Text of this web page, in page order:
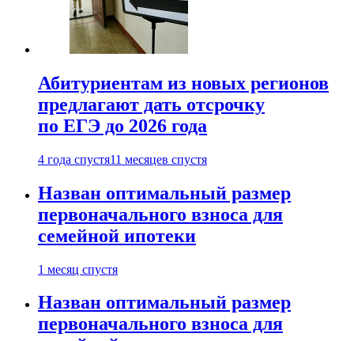
Абитуриентам из новых регионов
предлагают дать отсрочку
по ЕГЭ до 2026 года
4 года спустя11 месяцев спустя
Назван оптимальный размер
первоначального взноса для
семейной ипотеки
1 месяц спустя
Назван оптимальный размер
первоначального взноса для